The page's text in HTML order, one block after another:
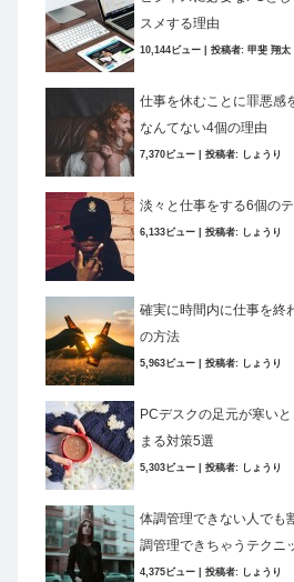
スメする理由
10,144ビュー 投稿者: 甲斐 翔太
仕事を休むことに罪悪感
なんてない4個の理由
7,370ビュー 投稿者: しょうり
淡々と仕事をする6個の
6,133ビュー 投稿者: しょうり
確実に時間内に仕事を終
の方法
5,963ビュー 投稿者: しょうり
PCデスクの足元が寒い
まる対策5選
5,303ビュー 投稿者: しょうり
体調管理できない人でも
調管理できちゃうテクニ
4,375ビュー 投稿者: しょうり